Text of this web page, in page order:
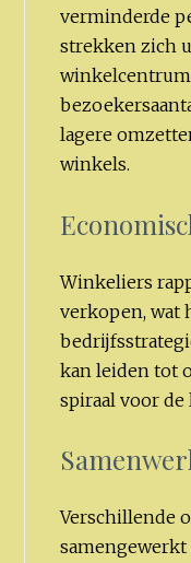
verminderde
strekken zich
lagere
winkels.
Winkeliers
verkopen, wat
kan leiden tot
spiraal voor de
Verschillende